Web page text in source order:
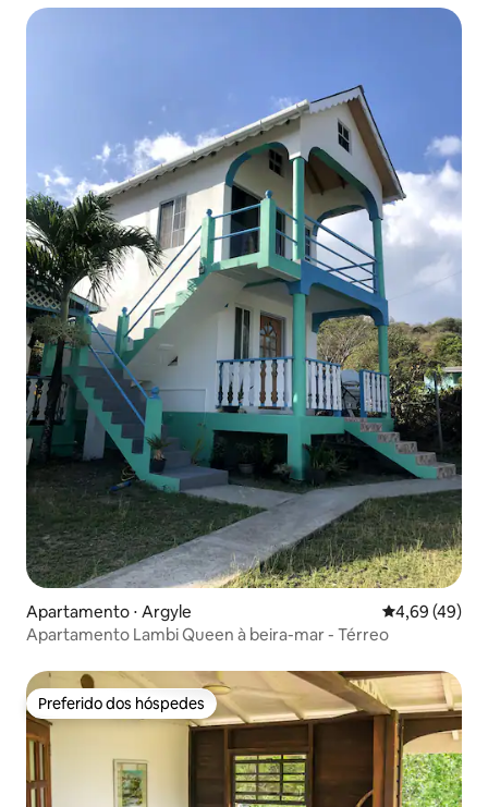
Apartamento ⋅ Argyle 4,69 de uma
4,69 (49)
Apartamento Lambi Queen à beira-mar - Térreo
Preferido dos hóspedes
Preferido dos hóspedes